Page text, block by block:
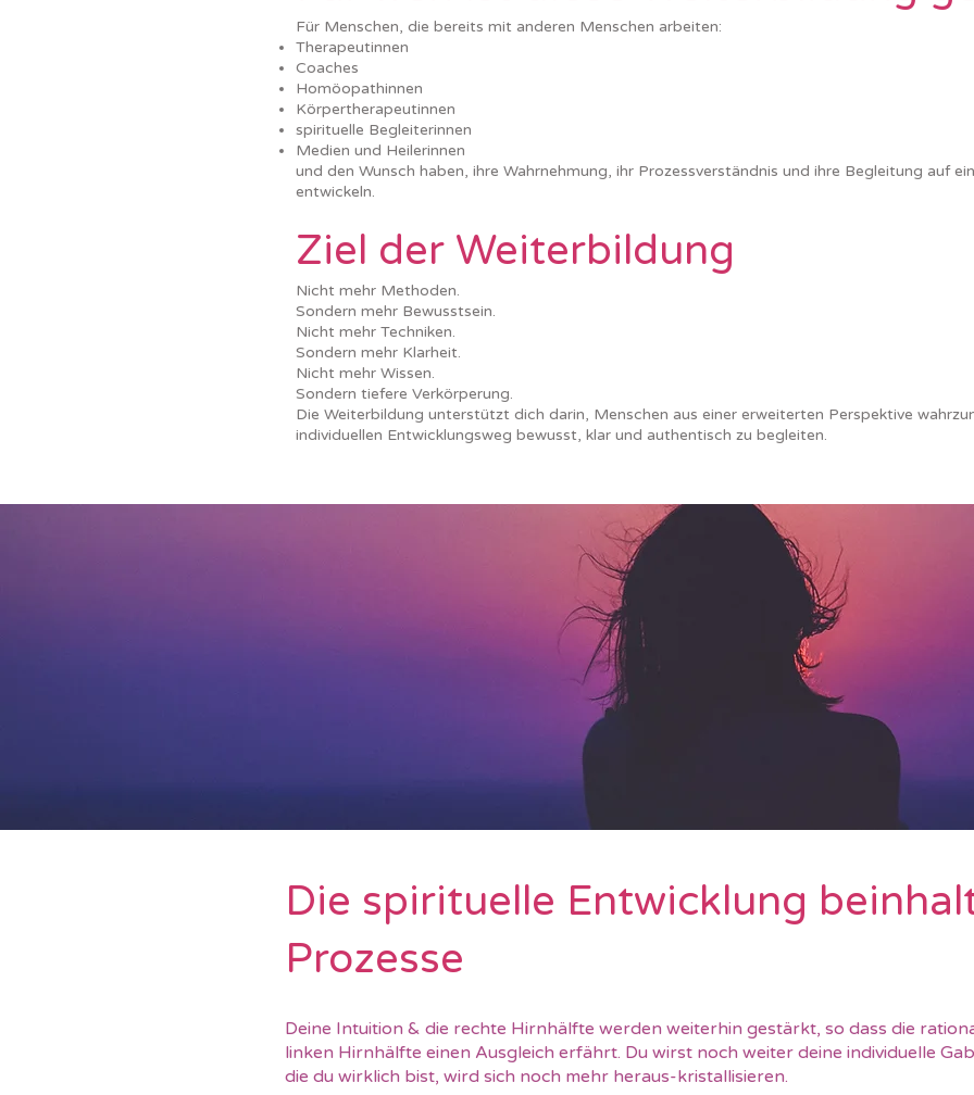
Für Menschen, die bereits mit anderen Menschen arbeiten:
Therapeutinnen
Coaches
Homöopathinnen
Körpertherapeutinnen
spirituelle Begleiterinnen
Medien und Heilerinnen
und den Wunsch haben, ihre Wahrnehmung, ihr Prozessverständnis und ihre Begleitung auf
entwickeln.
Ziel der Weiterbildung
Nicht mehr Methoden.
Sondern mehr Bewusstsein.
Nicht mehr Techniken.
Sondern mehr Klarheit.
Nicht mehr Wissen.
Sondern tiefere Verkörperung.
Die Weiterbildung unterstützt dich darin, Menschen aus einer erweiterten Perspektive
individuellen Entwicklungsweg bewusst, klar und authentisch zu begleiten.
Die spirituelle Entwicklung
Prozesse
Deine Intuition & die rechte Hirnhälfte werden weiterhin gestärkt, so dass die
linken Hirnhälfte einen Ausgleich erfährt. Du wirst noch weiter deine individuelle
die du wirklich bist, wird sich noch mehr heraus-kristallisieren.